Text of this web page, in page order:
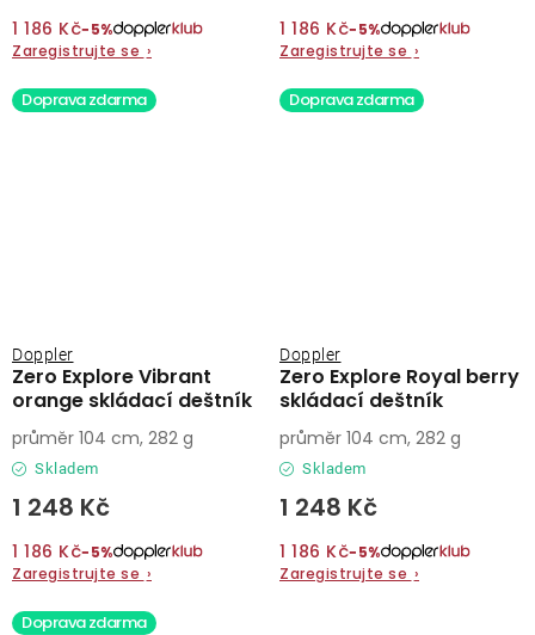
1 186 Kč−5%
Zaregistrujte se ›
1 186 Kč−5%
Zaregistrujte se ›
Doprava zdarma
Zero Explore Vibrant
orange skládací deštník
Doppler
Skladem
1 248 Kč
1 186 Kč−5%
Zaregistrujte se ›
průměr 104 cm, 282 g
Doprava zdarma
Zero Explore Royal berry
skládací deštník
Doppler
Skladem
1 248 Kč
1 186 Kč−5%
Zaregistrujte se ›
průměr 104 cm, 282 g
Doprava zdarma